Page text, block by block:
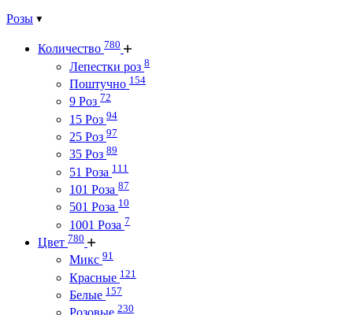
Розы
Количество 780
Лепестки роз 8
Поштучно 154
9 Роз 72
15 Роз 94
25 Роз 97
35 Роз 89
51 Роза 111
101 Роза 87
501 Роза 10
1001 Роза 7
Цвет 780
Микс 91
Красные 121
Белые 157
230